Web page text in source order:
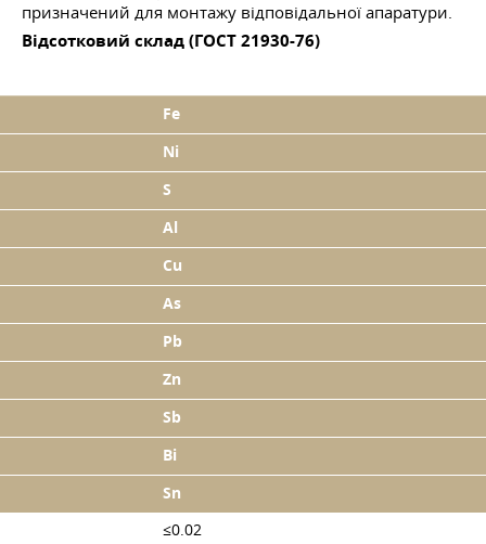
призначений для монтажу відповідальної апаратури.
Відсотковий склад (ГОСТ 21930-76)
Fe
Ni
S
Al
Cu
As
Pb
Zn
Sb
Bi
Sn
≤0.02